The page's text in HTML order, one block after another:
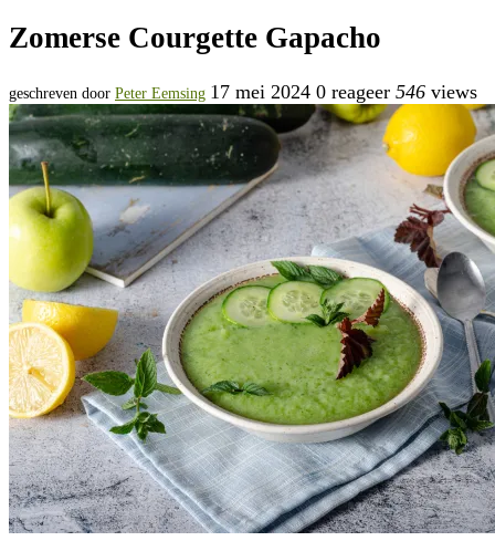
Zomerse Courgette Gapacho
geschreven door Peter Eemsing 17 mei 2024 0 reageer 546 views